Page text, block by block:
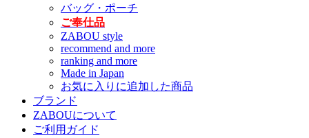
バッグ・ポーチ
ご奉仕品
ZABOU style
recommend and more
ranking and more
Made in Japan
お気に入りに追加した商品
ブランド
ZABOUについて
ご利用ガイド